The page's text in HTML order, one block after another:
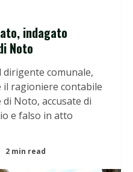
indagato
Noto
comunale,
il ragioniere contabile
Noto, accusate di
e falso in atto
2 min read